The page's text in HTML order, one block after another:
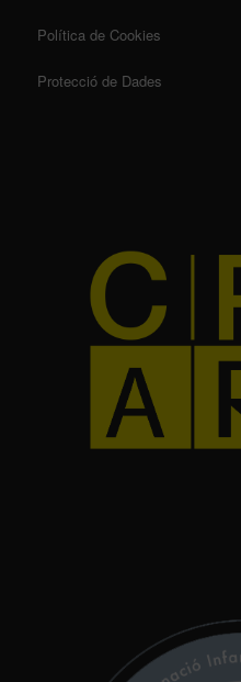
Política de Cookies
Protecció de Dades